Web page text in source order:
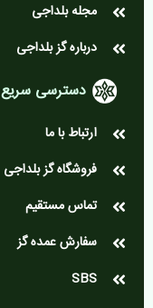
مجله بلداجی
درباره گز بلداجی
دسترسی سریع
ارتباط با ما
فروشگاه گز بلداجی
تماس مستقیم
سفارش عمده گز
SBS